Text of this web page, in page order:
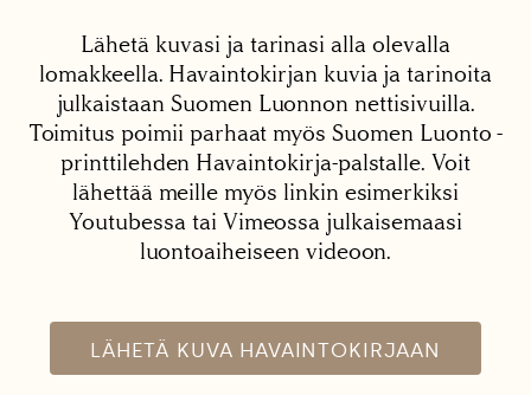
Lähetä kuvasi ja tarinasi alla olevalla
lomakkeella. Havaintokirjan kuvia ja tarinoita
julkaistaan Suomen Luonnon nettisivuilla.
Toimitus poimii parhaat myös Suomen Luonto -
printtilehden Havaintokirja-palstalle. Voit
lähettää meille myös linkin esimerkiksi
Youtubessa tai Vimeossa julkaisemaasi
luontoaiheiseen videoon.
LÄHETÄ KUVA HAVAINTOKIRJAAN